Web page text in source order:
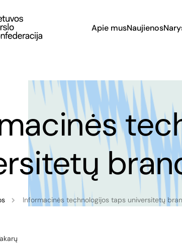
Apie musNaujienos
Informacinės technologijos taps universitetų